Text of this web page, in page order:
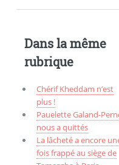
Dans la même
rubrique
Chérif Kheddam n’est
plus !
Pauelette Galand-
nous a quittés
La lâcheté a encore
fois frappé au siège de